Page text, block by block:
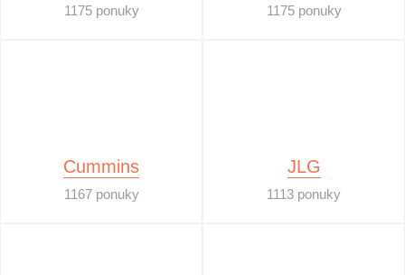
1175 ponuky 1175 ponuky
Cummins
1167 ponuky
JLG
1113 ponuky